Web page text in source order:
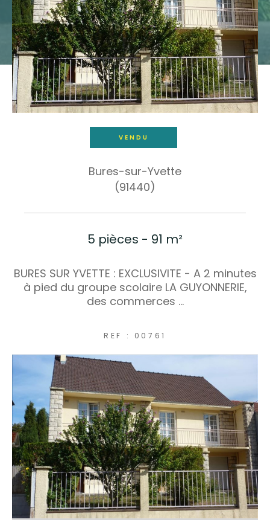
VENDU
Bures-sur-Yvette
(91440)
5 pièces - 91 m²
BURES SUR YVETTE : EXCLUSIVITE - A 2 minutes
à pied du groupe scolaire LA GUYONNERIE,
des commerces ...
REF : 00761
Budget
Budget
Surface
Surface
Pièces
Pièces
COUPS DE COEUR
RECHERCHER